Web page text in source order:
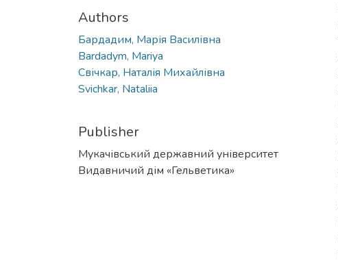
Authors
Бардадим, Марія Василівна
Bardadym, Mariya
Свічкар, Наталія Михайлівна
Svichkar, Nataliia
Publisher
Мукачівський державний університет
Видавничий дім «Гельветика»